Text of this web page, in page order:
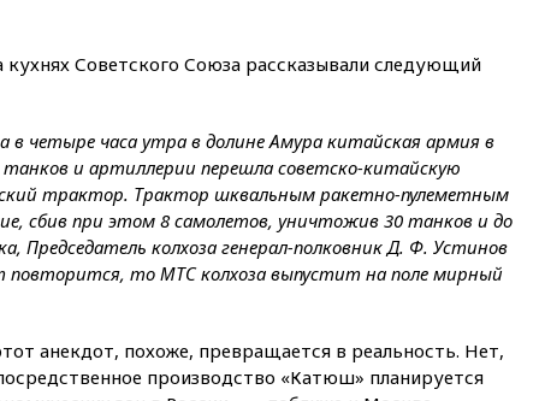
09:25Ильский НПЗ на Кубани
08:57 Собянин сообщил о
девяти БПЛА, сбитых на
подлете к Москве
08:42Силы ПВО сбили почти
400 БПЛА над российскими
регионами
селах
07:30 Нигерия стала
Советского Союза рассказывали следующий
четыре часа утра в долине Амура китайская армия в
и артиллерии перешла советско-китайскую
трактор. Трактор шквальным ракетно-пулеметным
сбив при этом 8 самолетов, уничтожив 30 танков и до
Председатель колхоза генерал-полковник Д. Ф. Устинов
повторится, то МТС колхоза выпустит на поле мирный
анекдот, похоже, превращается в реальность. Нет,
производство «Катюш» планируется